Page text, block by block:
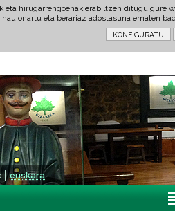
eta hirugarrengoenak erabiltzen ditugu gure
onartu eta berariaz adostasuna ematen
euskara